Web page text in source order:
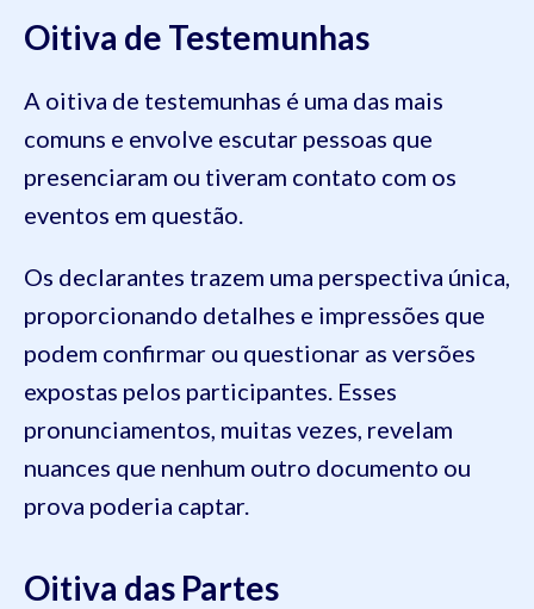
Oitiva de Testemunhas
A oitiva de testemunhas é uma das mais
comuns e envolve escutar pessoas que
presenciaram ou tiveram contato com os
eventos em questão.
Os declarantes trazem uma perspectiva única,
proporcionando detalhes e impressões que
podem confirmar ou questionar as versões
expostas pelos participantes. Esses
pronunciamentos, muitas vezes, revelam
nuances que nenhum outro documento ou
prova poderia captar.
Oitiva das Partes